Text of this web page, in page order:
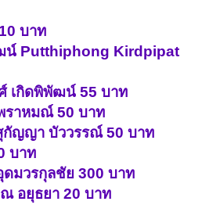
บาท
Putthiphong Kirdpipat
เกิดพิพัฒน์ 55 บาท
ราหมณ์ 50 บาท
ญญา บัววรรณ์ 50 บาท
บาท
มวรกุลชัย 300 บาท
อยุธยา 20 บาท